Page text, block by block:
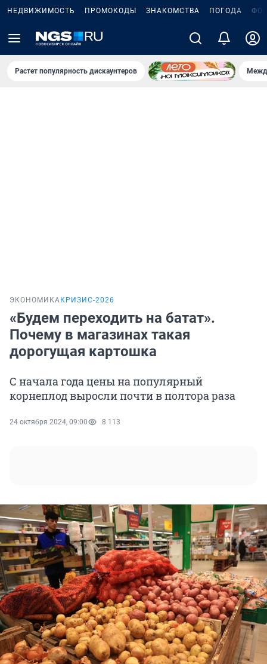
НЕДВИЖИМОСТЬ ПРОМОКОДЫ ЗНАКОМСТВА ПОГОДА
Растет популярность дискаунтеров
ЭКОНОМИКА КРИЗИС-2026
«Будем переходить на батат».
Почему в магазинах такая
дорогущая картошка
С начала года цены на популярный
корнеплод выросли почти в полтора раза
24 октября 2024, 09:00 8 113